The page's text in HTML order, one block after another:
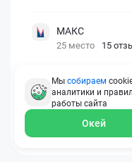
МАКС
25 место 15
Как считается
Проверить
на сайте «Эксперт
Мы собираем
аналитики и
работы сайта
Окей